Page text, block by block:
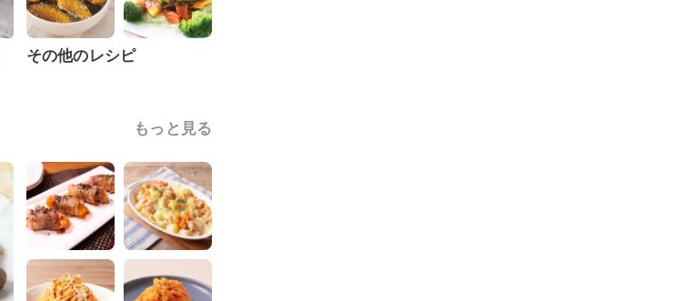
その他のレシピ
もっと見る